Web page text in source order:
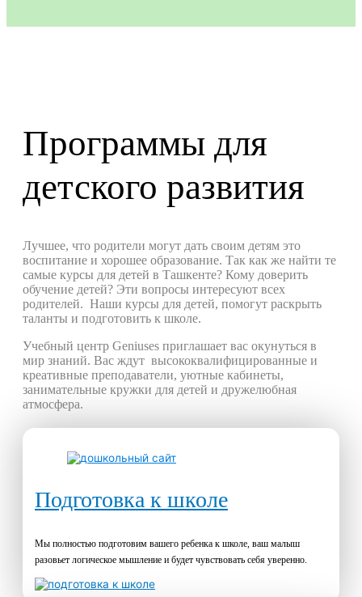
Программы для
детского развития
Лучшее, что родители могут дать своим детям это
воспитание и хорошее образование. Так как же найти те
самые курсы для детей в Ташкенте? Кому доверить
обучение детей? Эти вопросы интересуют всех
родителей. Наши курсы для детей, помогут раскрыть
таланты и подготовить к школе.
Учебный центр Geniuses приглашает вас окунуться в
мир знаний. Вас ждут высококвалифицированные и
креативные преподаватели, уютные кабинеты,
занимательные кружки для детей и дружелюбная
атмосфера.
Подготовка к школе
Мы полностью подготовим вашего ребенка к школе, ваш малыш
разовьет логическое мышление и будет чувствовать себя уверенно.